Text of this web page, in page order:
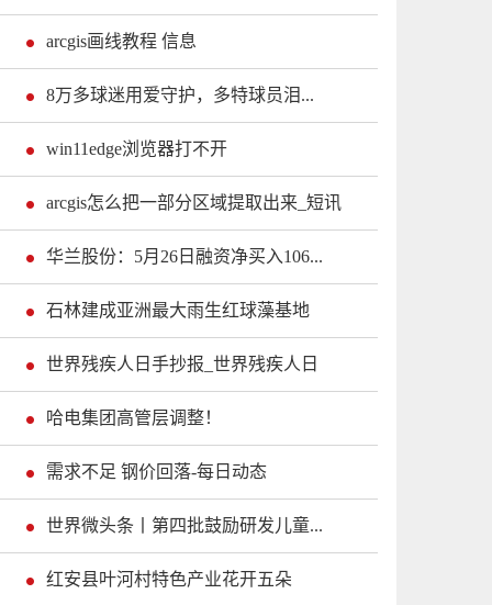
arcgis画线教程 信息
8万多球迷用爱守护，多特球员泪...
win11edge浏览器打不开
arcgis怎么把一部分区域提取出来_短讯
华兰股份：5月26日融资净买入106...
石林建成亚洲最大雨生红球藻基地
世界残疾人日手抄报_世界残疾人日
哈电集团高管层调整！
需求不足 钢价回落-每日动态
世界微头条丨第四批鼓励研发儿童...
红安县叶河村特色产业花开五朵